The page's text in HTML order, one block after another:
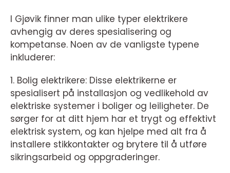
I Gjøvik finner man ulike typer elektrikere
avhengig av deres spesialisering og
kompetanse. Noen av de vanligste typene
inkluderer:
1. Bolig elektrikere: Disse elektrikerne er
spesialisert på installasjon og vedlikehold av
elektriske systemer i boliger og leiligheter. De
sørger for at ditt hjem har et trygt og effektivt
elektrisk system, og kan hjelpe med alt fra å
installere stikkontakter og brytere til å utføre
sikringsarbeid og oppgraderinger.